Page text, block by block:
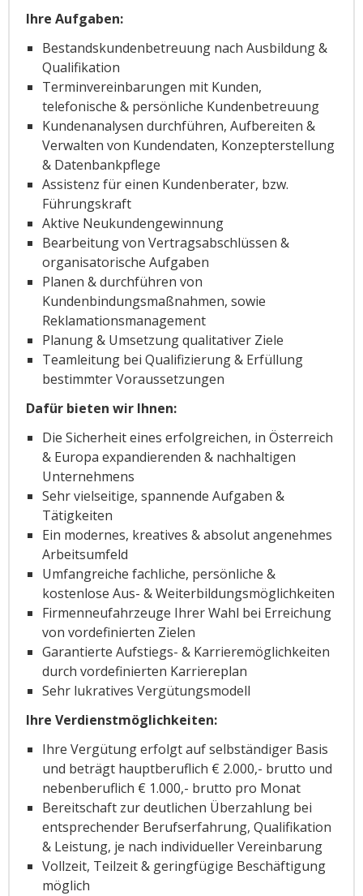
Ihre Aufgaben:
Bestandskundenbetreuung nach Ausbildung &
Qualifikation
Terminvereinbarungen mit Kunden,
telefonische & persönliche Kundenbetreuung
Kundenanalysen durchführen, Aufbereiten &
Verwalten von Kundendaten, Konzepterstellung
& Datenbankpflege
Assistenz für einen Kundenberater, bzw.
Führungskraft
Aktive Neukundengewinnung
Bearbeitung von Vertragsabschlüssen &
organisatorische Aufgaben
Planen & durchführen von
Kundenbindungsmaßnahmen, sowie
Reklamationsmanagement
Planung & Umsetzung qualitativer Ziele
Teamleitung bei Qualifizierung & Erfüllung
bestimmter Voraussetzungen
Dafür bieten wir Ihnen:
Die Sicherheit eines erfolgreichen, in Österreich
& Europa expandierenden & nachhaltigen
Unternehmens
Sehr vielseitige, spannende Aufgaben &
Tätigkeiten
Ein modernes, kreatives & absolut angenehmes
Arbeitsumfeld
Umfangreiche fachliche, persönliche &
kostenlose Aus- & Weiterbildungsmöglichkeiten
Firmenneufahrzeuge Ihrer Wahl bei Erreichung
von vordefinierten Zielen
Garantierte Aufstiegs- & Karrieremöglichkeiten
durch vordefinierten Karriereplan
Sehr lukratives Vergütungsmodell
Ihre Verdienstmöglichkeiten:
Ihre Vergütung erfolgt auf selbständiger Basis
und beträgt hauptberuflich € 2.000,- brutto und
nebenberuflich € 1.000,- brutto pro Monat
Bereitschaft zur deutlichen Überzahlung bei
entsprechender Berufserfahrung, Qualifikation
& Leistung, je nach individueller Vereinbarung
Vollzeit, Teilzeit & geringfügige Beschäftigung
möglich